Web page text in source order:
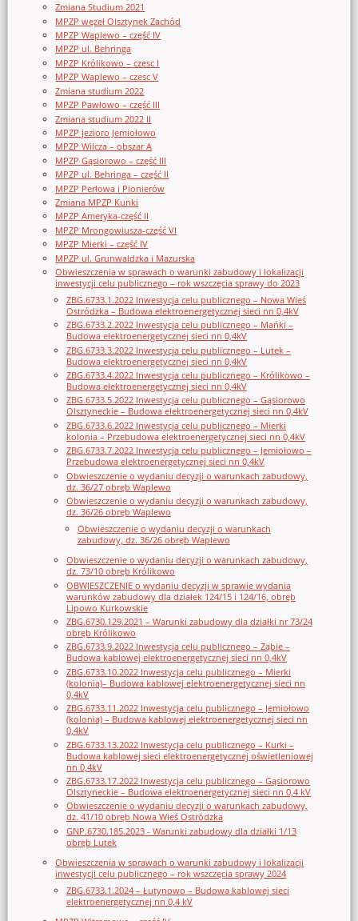
Zmiana Studium 2021
MPZP węzeł Olsztynek Zachód
MPZP Waplewo – część IV
MPZP ul. Behringa
MPZP Królikowo – czesc I
MPZP Waplewo – czesc V
Zmiana studium 2022
MPZP Pawłowo – część III
Zmiana studium 2022 II
MPZP jezioro Jemiołowo
MPZP Wilcza – obszar A
MPZP Gąsiorowo – część III
MPZP ul. Behringa – część II
MPZP Perłowa i Pionierów
Zmiana MPZP Kunki
MPZP Ameryka-część II
MPZP Mrongowiusza-część VI
MPZP Mierki – część IV
MPZP ul. Grunwaldzka i Mazurska
Obwieszczenia w sprawach o warunki zabudowy i lokalizacji
inwestycji celu publicznego – rok wszczęcia sprawy do 2023
ZBG.6733.1.2022 Inwestycja celu publicznego – Nowa Wieś
Ostródzka – Budowa elektroenergetycznej sieci nn 0,4kV
ZBG.6733.2.2022 Inwestycja celu publicznego – Mańki –
Budowa elektroenergetycznej sieci nn 0,4kV
ZBG.6733.3.2022 Inwestycja celu publicznego – Lutek –
Budowa elektroenergetycznej sieci nn 0,4kV
ZBG.6733.4.2022 Inwestycja celu publicznego – Królikowo –
Budowa elektroenergetycznej sieci nn 0,4kV
ZBG.6733.5.2022 Inwestycja celu publicznego – Gąsiorowo
Olsztyneckie – Budowa elektroenergetycznej sieci nn 0,4kV
ZBG.6733.6.2022 Inwestycja celu publicznego – Mierki
kolonia – Przebudowa elektroenergetycznej sieci nn 0,4kV
ZBG.6733.7.2022 Inwestycja celu publicznego – Jemiołowo –
Przebudowa elektroenergetycznej sieci nn 0,4kV
Obwieszczenie o wydaniu decyzji o warunkach zabudowy,
dz. 36/27 obręb Waplewo
Obwieszczenie o wydaniu decyzji o warunkach zabudowy,
dz. 36/26 obręb Waplewo
Obwieszczenie o wydaniu decyzji o warunkach
zabudowy, dz. 36/26 obręb Waplewo
Obwieszczenie o wydaniu decyzji o warunkach zabudowy,
dz. 73/10 obręb Królikowo
OBWIESZCZENIE o wydaniu decyzji w sprawie wydania
warunków zabudowy dla działek 124/15 i 124/16, obręb
Lipowo Kurkowskie
ZBG.6730.129.2021 – Warunki zabudowy dla działki nr 73/24
obręb Królikowo
ZBG.6733.9.2022 Inwestycja celu publicznego – Ząbie –
Budowa kablowej elektroenergetycznej sieci nn 0,4kV
ZBG.6733.10.2022 Inwestycja celu publicznego – Mierki
(kolonia)– Budowa kablowej elektroenergetycznej sieci nn
0,4kV
ZBG.6733.11.2022 Inwestycja celu publicznego – Jemiołowo
(kolonia) – Budowa kablowej elektroenergetycznej sieci nn
0,4kV
ZBG.6733.13.2022 Inwestycja celu publicznego – Kurki –
Budowa kablowej sieci elektroenergetycznej oświetleniowej
nn 0,4kV
ZBG.6733.17.2022 Inwestycja celu publicznego – Gąsiorowo
Olsztyneckie – Budowa elektroenergetycznej sieci nn 0,4 kV
Obwieszczenie o wydaniu decyzji o warunkach zabudowy,
dz. 41/10 obręb Nowa Wieś Ostródzka
GNP.6730.185.2023 - Warunki zabudowy dla działki 1/13
obręb Lutek
Obwieszczenia w sprawach o warunki zabudowy i lokalizacji
inwestycji celu publicznego – rok wszczęcia sprawy 2024
ZBG.6733.1.2024 – Łutynowo – Budowa kablowej sieci
elektroenergetycznej nn 0,4 kV